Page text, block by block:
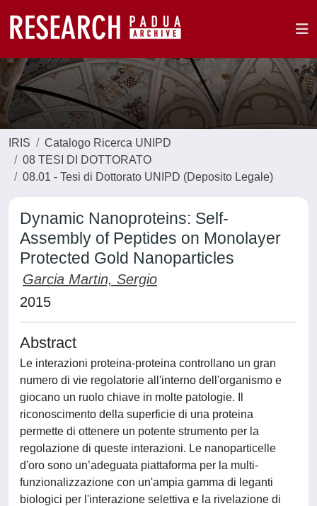
IRIS
Catalogo Ricerca UNIPD
08 TESI DI DOTTORATO
08.01 - Tesi di Dottorato UNIPD (Deposito Legale)
Dynamic Nanoproteins: Self-
Assembly of Peptides on Monolayer
Protected Gold Nanoparticles
Garcia Martin, Sergio
2015
Abstract
Le interazioni proteina-proteina controllano un gran
numero di vie regolatorie all'interno dell'organismo e
giocano un ruolo chiave in molte patologie. Il
riconoscimento della superficie di una proteina
permette di ottenere un potente strumento per la
regolazione di queste interazioni. Le nanoparticelle
d'oro sono un’adeguata piattaforma per la multi-
funzionalizzazione con un'ampia gamma di leganti
biologici per l'interazione selettiva e la rivelazione di